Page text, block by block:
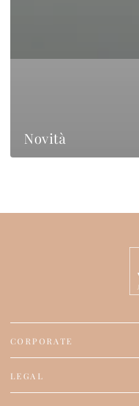
Novità
CORPORATE
LEGAL